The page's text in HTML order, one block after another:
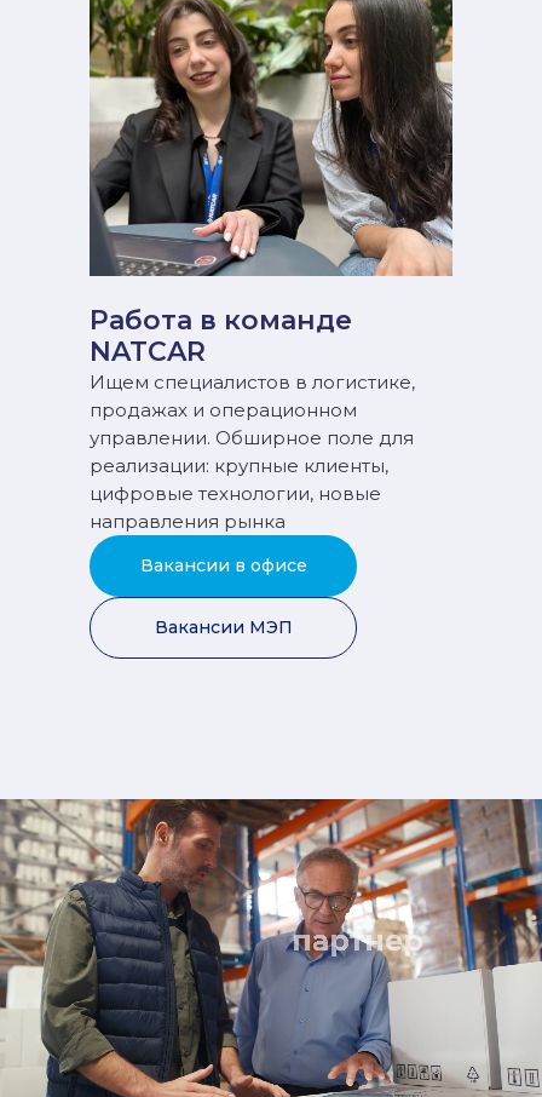
Работа в команде
NATCAR
Ищем специалистов в логистике,
продажах и операционном
управлении. Обширное поле для
реализации: крупные клиенты,
цифровые технологии, новые
направления рынка
Вакансии в офисе
Вакансии МЭП